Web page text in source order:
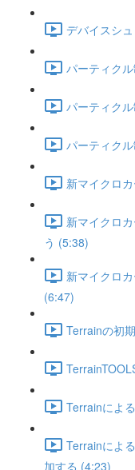
デバイスシ
パーティク
パーティク
パーティク
新マイクロ
新マイクロ
う (5:38)
新マイクロ
(6:47)
Terrainの初
Terrainによ
Terrainによ
加する (4:23)